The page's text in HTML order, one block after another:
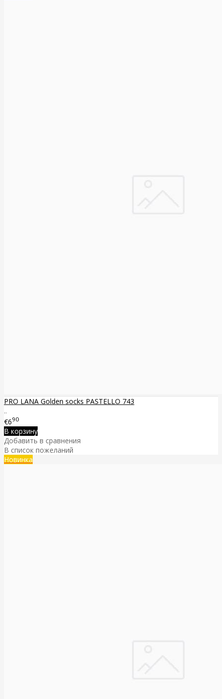
PRO LANA Golden socks PASTELLO 743
..
€690
В корзину
Добавить в сравнения
В список пожеланий
Новинка